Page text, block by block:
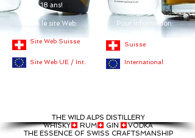
18 ans!
Vers le site Web:
Site Web Suisse
Site Web UE / Int.
18 ans!
Pour information:
Suisse
International
THE WILD ALPS DISTILLERY
WHISKY RUM GIN VODKA
THE ESSENCE OF SWISS CRAFTSMANSHIP